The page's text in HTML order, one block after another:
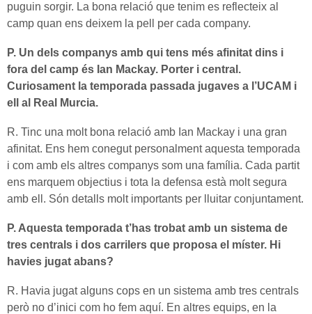
puguin sorgir. La bona relació que tenim es reflecteix al
camp quan ens deixem la pell per cada company.
P. Un dels companys amb qui tens més afinitat dins i
fora del camp és Ian Mackay. Porter i central.
Curiosament la temporada passada jugaves a l’UCAM i
ell al Real Murcia.
R. Tinc una molt bona relació amb Ian Mackay i una gran
afinitat. Ens hem conegut personalment aquesta temporada
i com amb els altres companys som una família. Cada partit
ens marquem objectius i tota la defensa està molt segura
amb ell. Són detalls molt importants per lluitar conjuntament.
P. Aquesta temporada t’has trobat amb un sistema de
tres centrals i dos carrilers que proposa el míster. Hi
havies jugat abans?
R. Havia jugat alguns cops en un sistema amb tres centrals
però no d’inici com ho fem aquí. En altres equips, en la